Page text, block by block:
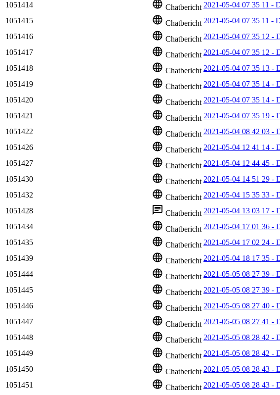
1051414
Chatbericht 2021-05-04 07 35 11 -
1051415
Chatbericht 2021-05-04 07 35 11 -
1051416
Chatbericht 2021-05-04 07 35 12 -
1051417
Chatbericht 2021-05-04 07 35 12 -
1051418
Chatbericht 2021-05-04 07 35 13 -
1051419
Chatbericht 2021-05-04 07 35 14 -
1051420
Chatbericht 2021-05-04 07 35 14 -
1051421
Chatbericht 2021-05-04 07 35 19 -
1051422
Chatbericht 2021-05-04 08 42 03 -
1051426
Chatbericht 2021-05-04 12 41 14 -
1051427
Chatbericht 2021-05-04 12 44 45 -
1051430
Chatbericht 2021-05-04 14 51 29 -
1051432
Chatbericht 2021-05-04 15 35 33 -
1051428
Chatbericht 2021-05-04 13 03 17 -
1051434
Chatbericht 2021-05-04 17 01 36 -
1051435
Chatbericht 2021-05-04 17 02 24 -
1051439
Chatbericht 2021-05-04 18 17 35 -
1051444
Chatbericht 2021-05-05 08 27 39 -
1051445
Chatbericht 2021-05-05 08 27 39 -
1051446
Chatbericht 2021-05-05 08 27 40 -
1051447
Chatbericht 2021-05-05 08 27 41 -
1051448
Chatbericht 2021-05-05 08 28 42 -
1051449
Chatbericht 2021-05-05 08 28 42 -
1051450
Chatbericht 2021-05-05 08 28 43 -
1051451
Chatbericht 2021-05-05 08 28 43 -